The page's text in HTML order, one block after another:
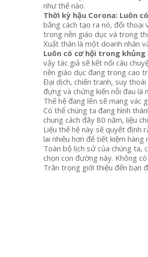
như thế nào.
Thời kỳ hậu Corona: Luôn
bằng cách tạo ra nó, đối thoại
trong nền giáo dục và trong
Xuất thân là một doanh nhân
Luôn có cơ hội trong khủng
vậy tác giả sẽ kết nối câu
nền giáo dục đang trong cao
Đại dịch, chiến tranh, suy
đựng và chứng kiến nỗi đau là
Thế hệ đang lên sẽ mang vác
Có thể chúng ta đang hình
chung cách đây 80 năm, liệu
Liệu thế hệ này sẽ quyết định
lai nhiều hơn để tiết kiệm
Toàn bộ lịch sử của chúng ta,
chọn con đường này. Không
Trân trọng giới thiệu đến bạn